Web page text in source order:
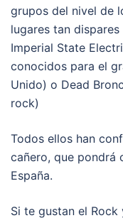
grupos del nivel de
lugares tan
Imperial State
conocidos para el
Unido) o Dead
rock)
Todos ellos han
cañero, que pondrá
España.
Si te gustan el